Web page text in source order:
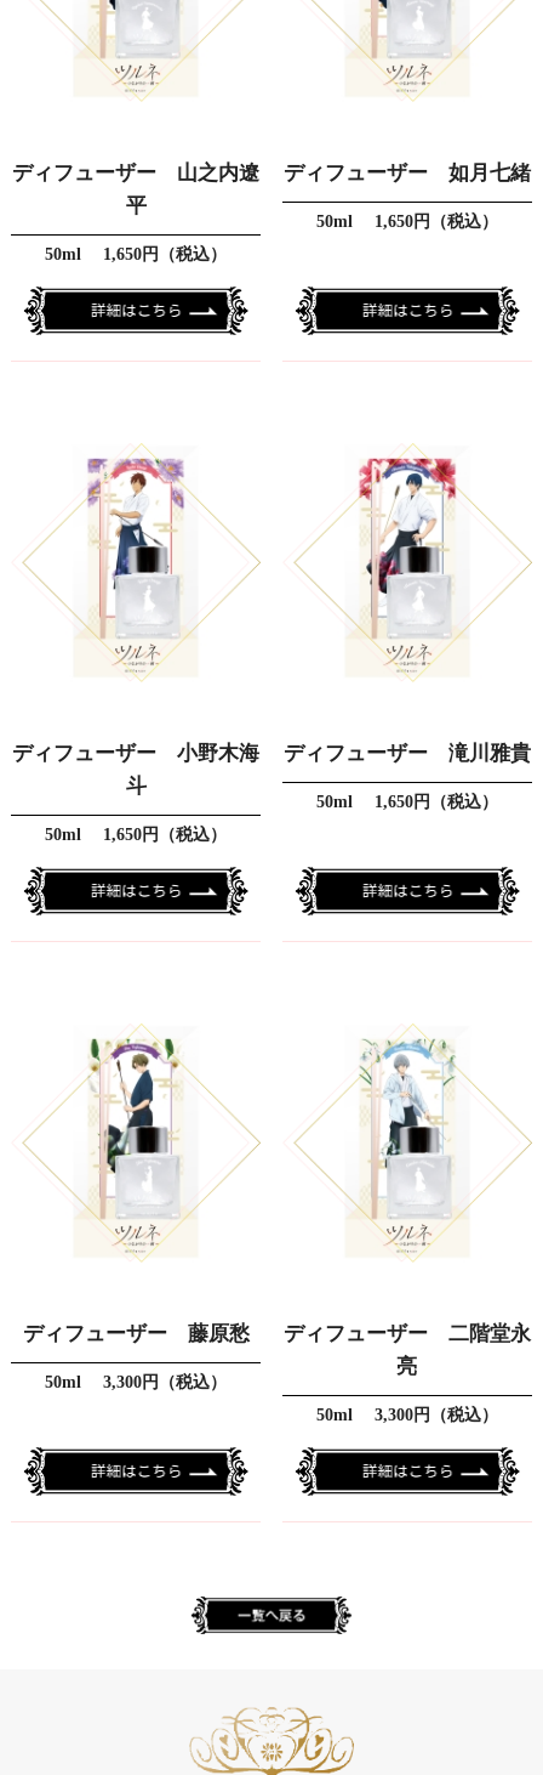
ディフューザー 山之内遼
平
50ml 1,650円（税込）
ディフューザー 如月七緒
50ml 1,650円（税込）
ディフューザー 小野木海
斗
50ml 1,650円（税込）
ディフューザー 滝川雅貴
50ml 1,650円（税込）
ディフューザー 藤原愁
50ml 3,300円（税込）
ディフューザー 二階堂永
亮
50ml 3,300円（税込）